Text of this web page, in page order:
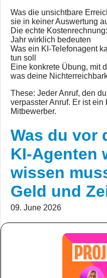
Was die unsichtbare
sie in keiner Auswertung
Die echte
Jahr wirklich bedeuten
Was ein KI-Telefonagent
tun soll
Eine konkrete Übung, mit
was deine
These: Jeder Anruf, den
verpasster Anruf. Er ist
Mitbewerber.
Was du vor
KI-Agenten
wissen
Geld und
09. June 2026